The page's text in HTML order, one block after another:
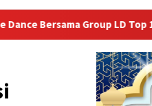
Top 100 Isi